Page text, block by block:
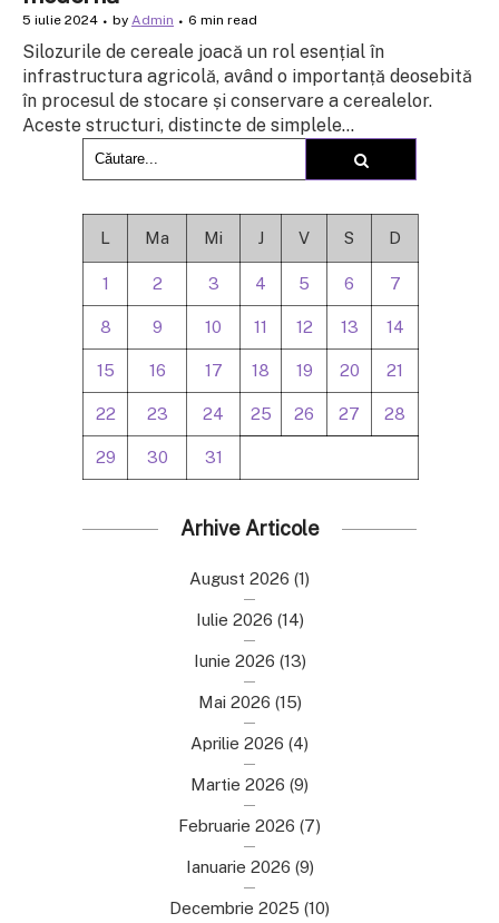
5 iulie 2024 by Admin 6 min read
Silozurile de cereale joacă un rol esențial în
infrastructura agricolă, având o importanță deosebită
în procesul de stocare și conservare a cerealelor.
Aceste structuri, distincte de simplele...
L Ma Mi J V S D
1 2 3 4 5 6 7
8 9 10 11 12 13 14
15 16 17 18 19 20 21
22 23 24 25 26 27 28
29 30 31
Arhive Articole
August 2026 (1)
Iulie 2026 (14)
Iunie 2026 (13)
Mai 2026 (15)
Aprilie 2026 (4)
Martie 2026 (9)
Februarie 2026 (7)
Ianuarie 2026 (9)
Decembrie 2025 (10)